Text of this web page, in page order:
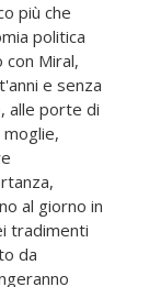
più che
politica
Miral,
e senza
alle porte di
moglie,
al giorno in
tradimenti
da